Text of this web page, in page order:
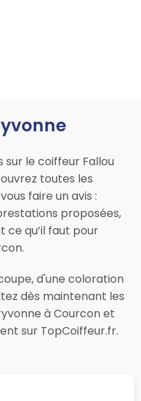
sur le coiffeur Fallou
toutes les
faire un avis :
proposées,
ce qu’il faut pour
d'une coloration
dès maintenant les
à Courcon et
sur TopCoiffeur.fr.